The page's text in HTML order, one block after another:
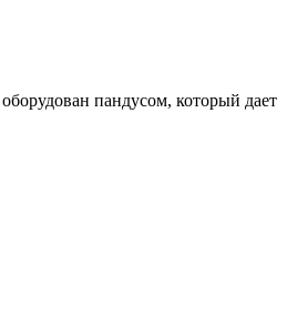
пандусом, который дает